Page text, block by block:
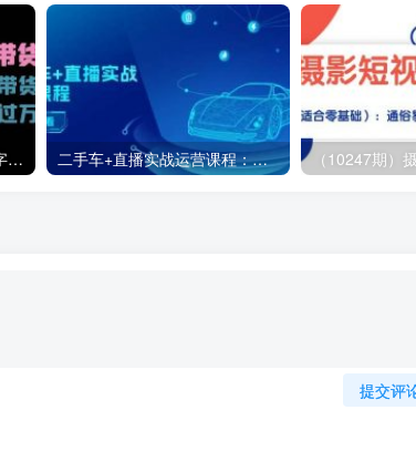
（11553期）快手俄罗斯-数字人带货，带你玩赚数字人短视频带货，单日佣金过万 二手车+直播实战运营课程：直播推荐/短视频推荐/千川投放/直播全流程
提交评